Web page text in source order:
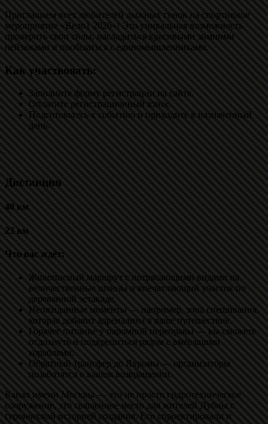
Приглашаем всех любителей лыжных гонок на спортивное
мероприятие «Вело1 2026»! Это уникальная возможность
проверить свои силы, насладиться красивыми зимними
пейзажами и пообщаться с единомышленниками.
Как участвовать:
Заполните форму регистрации на сайте.
Оплатите регистрационный взнос.
Подготовьтесь к событию и приходите в назначенный
день.
Дистанции
40 км
23 км
Что вас ждёт:
Живописный маршрут с потрясающими видами на
величественные шлюзы и впечатляющий участок по
деревянной эстакаде.
Неожиданные моменты — например, зона спешивания,
которая добавит адреналина в ваше путешествие.
Горячее питание у паромной переправы — вы сможете
отдохнуть и подкрепиться рядом с вмёрзшими
кораблями.
Обратный трансфер до Яхромы — организаторы
позаботятся о вашем возвращении.
Канал имени Москвы — это не просто гидротехническое
сооружение, это священное место для жителей Дубны с
героической историей создания. Его спроектировали и